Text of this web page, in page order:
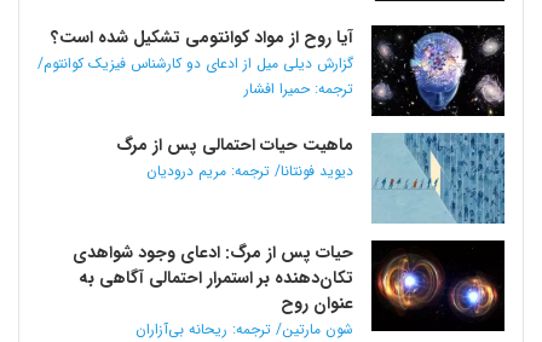
آیا روح از مواد کوانتومی تشکیل شده است؟
گزارش دیلی میل از ادعای دو کارشناس فیزیک کوانتوم/
ترجمه: حمیرا افشار
ماهیت حیات احتمالی پس از مرگ
دیوید فونتانا/ ترجمه: مریم درودیان
حیات پس از مرگ: ادعای وجود شواهدی
تکان‌دهنده بر استمرار احتمالی آگاهی به
عنوان روح
شون مارتین/ ترجمه: ریحانه بی‌آزاران